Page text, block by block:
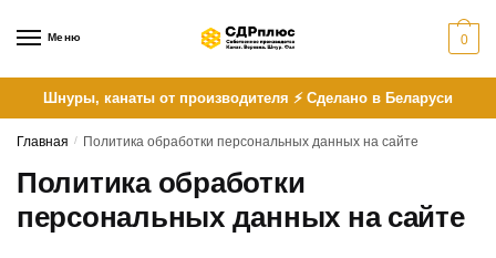
Меню 0
Шнуры, канаты от производителя ⚡ Сделано в Беларуси
Главная / Политика обработки персональных данных на сайте
Политика обработки
персональных данных на сайте